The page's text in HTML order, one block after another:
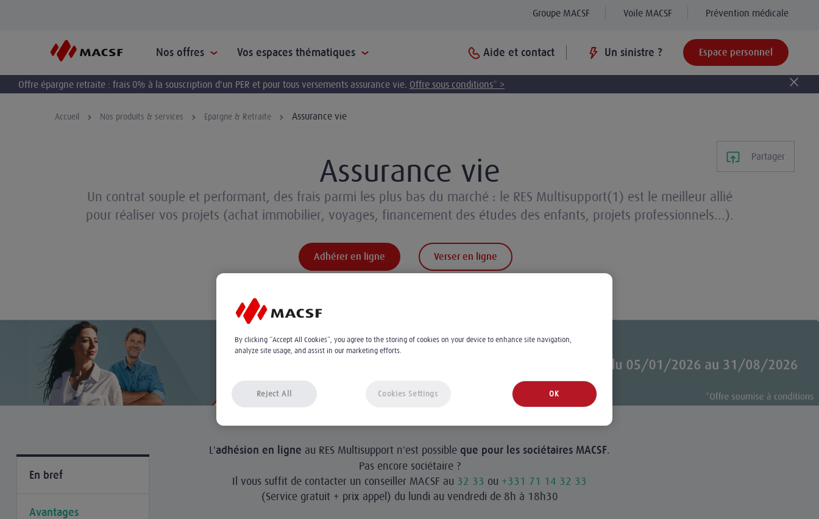
Groupe MACSF Voile MACSF Prévention médicale
Nos offres Vos espaces thématiques Aide et contact Un sinistre ? Espace personnel
Offre épargne retraite : frais 0% à la souscription d'un PER et pour tous versements assurance vie. Offre sous conditions* >
Accueil Nos produits & services Epargne & Retraite Assurance vie
Assurance vie
Un contrat souple et performant, des frais parmi les plus bas du marché : le RES Multisupport(1) est le meilleur allié
pour réaliser vos projets (achat immobilier, voyages, financement des études des enfants, projets professionnels...).
Adhérer en ligne Verser en ligne
Partager
En bref
Avantages
L'adhésion en ligne au RES Multisupport n'est possible que pour les sociétaires MACSF.
Pas encore sociétaire ?
Il vous suffit de contacter un conseiller MACSF au 32 33 ou +331 71 14 32 33
(Service gratuit + prix appel) du lundi au vendredi de 8h à 18h30
By clicking “Accept All Cookies”, you agree to the storing of cookies on your device to enhance site navigation,
analyze site usage, and assist in our marketing efforts.
Reject All OK
Cookies Settings